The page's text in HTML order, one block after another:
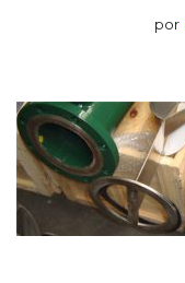
por